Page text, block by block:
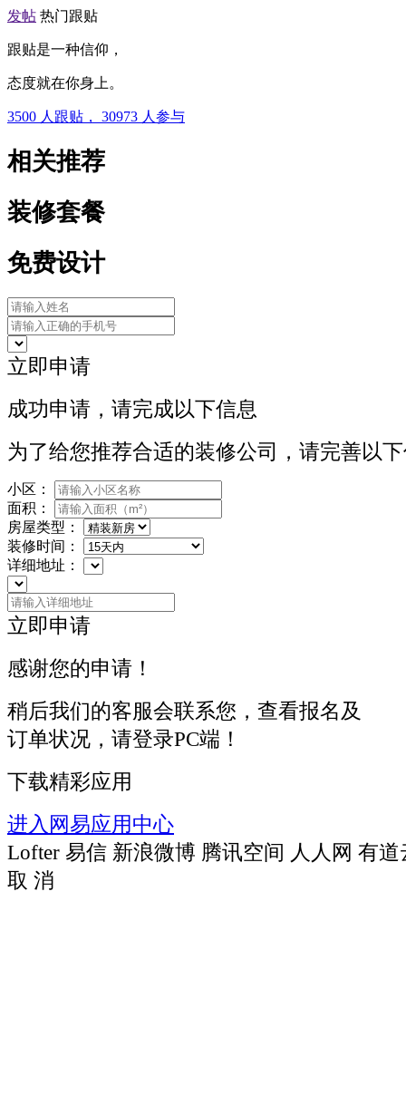
发帖 热门跟贴
跟贴是一种信仰，
态度就在你身上。
3500 人跟贴， 30973 人参与
相关推荐
装修套餐
免费设计
立即申请
成功申请，请完成以下信息
为了给您推荐合适的装修公司，请完善以
小区：
面积：
房屋类型：
装修时间：
详细地址：
立即申请
感谢您的申请！
稍后我们的客服会联系您，查看报名及
订单状况，请登录PC端！
下载精彩应用
进入网易应用中心
Lofter 易信 新浪微博 腾讯空间 人人网 有道
取 消